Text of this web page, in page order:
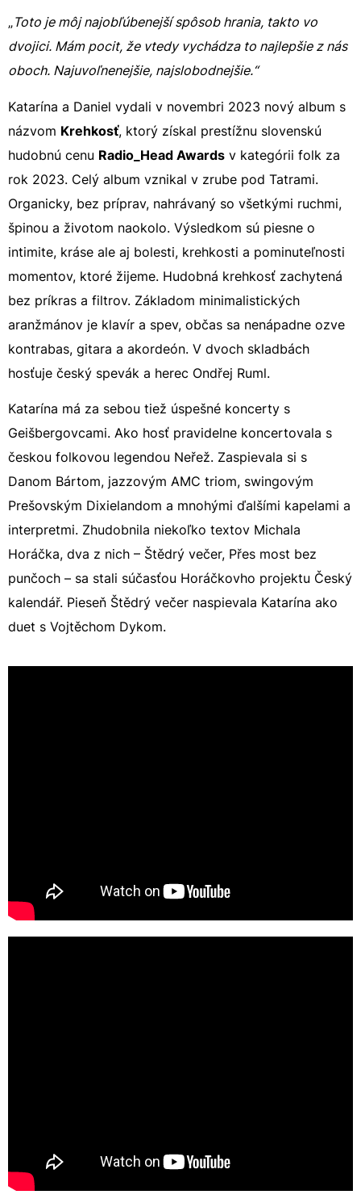
„Toto je môj najobľúbenejší spôsob hrania, takto vo
dvojici. Mám pocit, že vtedy vychádza to najlepšie z nás
oboch. Najuvoľnenejšie, najslobodnejšie.“
Katarína a Daniel vydali v novembri 2023 nový album s
názvom Krehkosť, ktorý získal prestížnu slovenskú
hudobnú cenu Radio_Head Awards v kategórii folk za
rok 2023. Celý album vznikal v zrube pod Tatrami.
Organicky, bez príprav, nahrávaný so všetkými ruchmi,
špinou a životom naokolo. Výsledkom sú piesne o
intimite, kráse ale aj bolesti, krehkosti a pominuteľnosti
momentov, ktoré žijeme. Hudobná krehkosť zachytená
bez príkras a filtrov. Základom minimalistických
aranžmánov je klavír a spev, občas sa nenápadne ozve
kontrabas, gitara a akordeón. V dvoch skladbách
hosťuje český spevák a herec Ondřej Ruml.
Katarína má za sebou tiež úspešné koncerty s
Geišbergovcami. Ako hosť pravidelne koncertovala s
českou folkovou legendou Neřež. Zaspievala si s
Danom Bártom, jazzovým AMC triom, swingovým
Prešovským Dixielandom a mnohými ďalšími kapelami a
interpretmi. Zhudobnila niekoľko textov Michala
Horáčka, dva z nich – Štědrý večer, Přes most bez
punčoch – sa stali súčasťou Horáčkovho projektu Český
kalendář. Pieseň Štědrý večer naspievala Katarína ako
duet s Vojtěchom Dykom.